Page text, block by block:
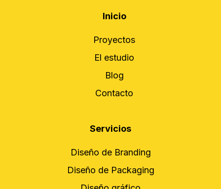
Inicio
Proyectos
El estudio
Blog
Contacto
Servicios
Diseño de Branding
Diseño de Packaging